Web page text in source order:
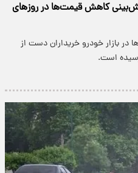
کاهش قیمت‌ها در روزهای
قیمت ها در بازار خودرو خریداران دست از
است.